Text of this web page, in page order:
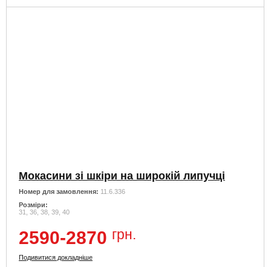
Мокасини зі шкіри на широкій липучці
Номер для замовлення: 11.6.336
Розміри:
31, 36, 38, 39, 40
2590-2870 грн.
Подивитися докладніше